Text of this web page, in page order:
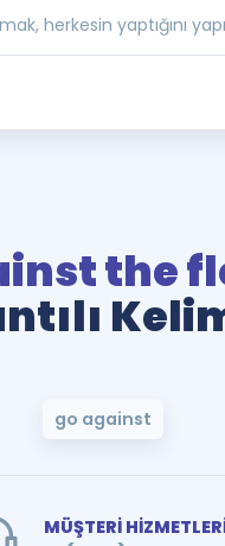
herkesin yaptığını
the
go against
MÜŞTERİ